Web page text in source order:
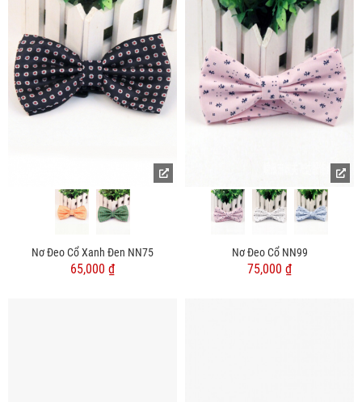
Nơ Đeo Cổ Xanh Đen NN75
65,000 ₫
Nơ Đeo Cổ NN99
75,000 ₫